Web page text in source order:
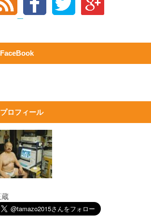
FaceBook
プロフィール
蔵